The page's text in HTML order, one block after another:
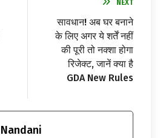
NEXT
सावधान! अब घर बनाने
के लिए अगर ये शर्तें नहीं
की पूरी तो नक्शा होगा
रिजेक्ट, जानें क्या है
GDA New Rules
Nandani